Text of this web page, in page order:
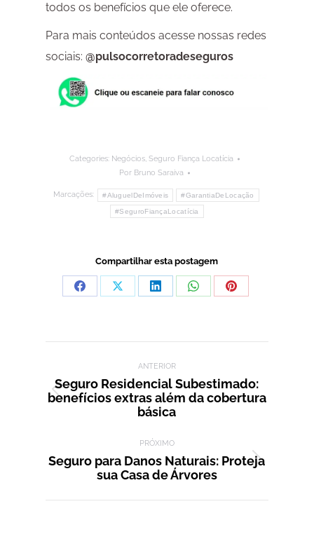
todos os benefícios que ele oferece.
Para mais conteúdos acesse nossas redes
sociais: @pulsocorretoradeseguros
Categories: Negócios,Seguro Fiança Locatícia
Por Bruno Saraiva
Marcações: #AluguelDeImóveis #GarantiaDeLocação
#SeguroFiançaLocatícia
Compartilhar esta postagem
CompartilharCompartilharCompartilharCompartilharCompartilhar
ANTERIOR
Post
anterior:
Seguro Residencial Subestimado:
benefícios extras além da cobertura
básica
PRÓXIMO
Próximo
Seguro para Danos Naturais: Proteja
sua Casa de Árvores